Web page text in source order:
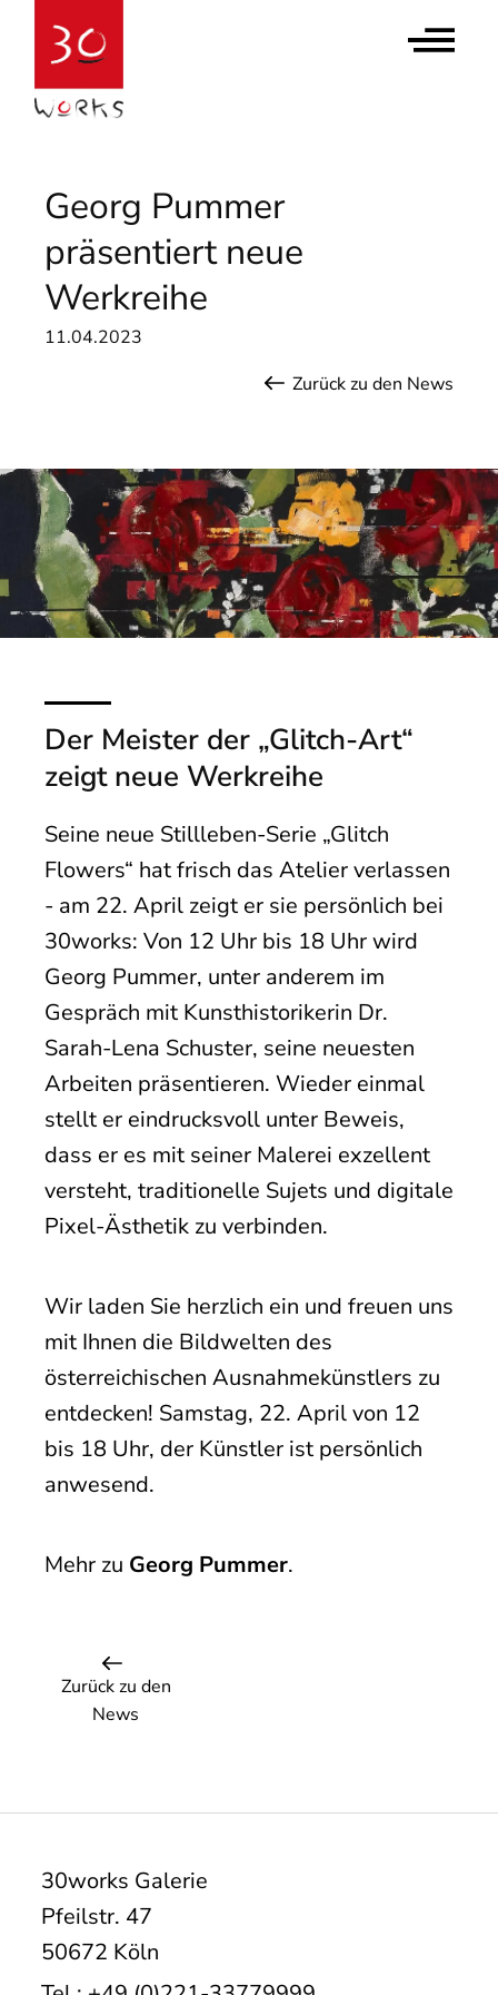
Georg Pummer
präsentiert neue
Werkreihe
11.04.2023
Zurück zu den News
Der Meister der „Glitch-Art“
zeigt neue Werkreihe
Seine neue Stillleben-Serie „Glitch
Flowers“ hat frisch das Atelier verlassen
- am 22. April zeigt er sie persönlich bei
30works: Von 12 Uhr bis 18 Uhr wird
Georg Pummer, unter anderem im
Gespräch mit Kunsthistorikerin Dr.
Sarah-Lena Schuster, seine neuesten
Arbeiten präsentieren. Wieder einmal
stellt er eindrucksvoll unter Beweis,
dass er es mit seiner Malerei exzellent
versteht, traditionelle Sujets und digitale
Pixel-Ästhetik zu verbinden.
Wir laden Sie herzlich ein und freuen uns
mit Ihnen die Bildwelten des
österreichischen Ausnahmekünstlers zu
entdecken! Samstag, 22. April von 12
bis 18 Uhr, der Künstler ist persönlich
anwesend.
Mehr zu Georg Pummer.
Zurück zu den
News
30works Galerie
Pfeilstr. 47
50672 Köln